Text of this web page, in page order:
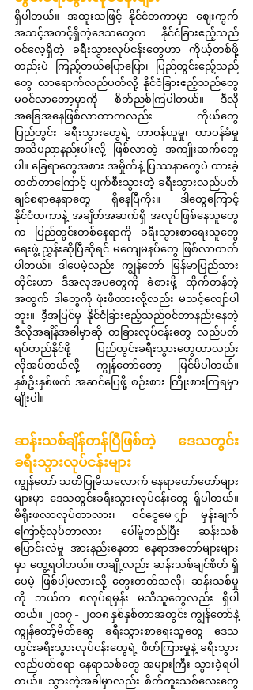
ရှိပါတယ်။ အထူးသဖြင့် နိုင်ငံတကာမှာ ဈေးကွက်
အသင့်အတင့်ရှိတဲ့ဒေသတွေက နိုင်ငံခြားဧည့်သည်
ဝင်လေ့ရှိတဲ့ ခရီးသွားလုပ်ငန်းတွေဟာ ကိုယ့်တစ်ဖို့
တည်းပဲ ကြည့်တယ်ပြောပြော၊ ပြည်တွင်းဧည့်သည်
တွေ လာရောက်လည်ပတ်လို့ နိုင်ငံခြားဧည့်သည်တွေ
မဝင်လာတော့မှာကို စိတ်ညစ်ကြပါတယ်။ ဒီလို
အခြေအနေဖြစ်လာတာကလည်း ကိုယ်တွေ
ပြည်တွင်း ခရီးသွားတွေရဲ့ တာဝန်ယူမှု၊ တာဝန်ခံမှု
အသိပညာနည်းပါးလို့ ဖြစ်လာတဲ့ အကျိုးဆက်တွေ
ပါ။ ခြေရာတွေအစား အမှိုက်နဲ့ ပြဿနာတွေပဲ ထားခဲ့
တတ်တာကြောင့် ပျက်စီးသွားတဲ့ ခရီးသွားလည်ပတ်
ချင်စရာနေရာတွေ ရှိနေပြီကိုး။ ဒါတွေကြောင့်
နိုင်ငံတကာနဲ့ အချိတ်အဆက်ရှိ အလုပ်ဖြစ်နေသူတွေ
က ပြည်တွင်းတစ်နေရာကို ခရီးသွားစာရေးသူတွေ
ရေးဖွဲ့ ညွှန်းဆိုပြီဆိုရင် မကျေမနပ်တွေ ဖြစ်လာတတ်
ပါတယ်။ ဒါပေမဲ့လည်း ကျွန်တော် မြန်မာပြည်သား
တိုင်းဟာ ဒီအလှအပတွေကို ခံစားဖို့ ထိုက်တန်တဲ့
အတွက် ဒါတွေကို ဖုံးဖိထားလို့လည်း မသင့်လျော်ပါ
ဘူး။ ဒီ့အပြင်မှ နိုင်ငံခြားဧည့်သည်ဝင်တာနည်းနေတဲ့
ဒီလိုအချိန်အခါမှာဆို တခြားလုပ်ငန်းတွေ လည်ပတ်
ရပ်တည်နိုင်ဖို့ ပြည်တွင်းခရီးသွားတွေဟာလည်း
လိုအပ်တယ်လို့ ကျွန်တော်တော့ မြင်မိပါတယ်။
နှစ်ဦးနှစ်ဖက် အဆင်ပြေဖို့ စဉ်းစား ကြိုးစားကြရမှာ
မျိုးပါ။
ဆန်းသစ်ချိန်တန်ပြီဖြစ်တဲ့ ဒေသတွင်း
ခရီးသွားလုပ်ငန်းများ
ကျွန်တော် သတိပြုမိသလောက် နေရာတော်တော်များ
များမှာ ဒေသတွင်းခရီးသွားလုပ်ငန်းတွေ ရှိပါတယ်။
မိရိုးဖလာလုပ်တာလား၊ ဝင်ငွေမေ ျှာ်မှန်းချက်
ကြောင့်လုပ်တာလား ပေါ်မူတည်ပြီး ဆန်းသစ်
ပြောင်းလဲမှု အားနည်းနေတာ နေရာအတော်များများ
မှာ တွေ့ရပါတယ်။ တချို့လည်း ဆန်းသစ်ချင်စိတ် ရှိ
ပေမဲ့ ဖြစ်ပါ့မလားလို့ တွေးတတ်သလို၊ ဆန်းသစ်မှု
ကို ဘယ်က စလုပ်ရမှန်း မသိသူတွေလည်း ရှိပါ
တယ်။ ၂၀၁၇ - ၂၀၁၈ နှစ်နှစ်တာအတွင်း ကျွန်တော်နဲ့
ကျွန်တော့်မိတ်ဆွေ ခရီးသွားစာရေးသူတွေ ဒေသ
တွင်းခရီးသွားလုပ်ငန်းတွေရဲ့ ဖိတ်ကြားမှုနဲ့ ခရီးသွား
လည်ပတ်စရာ နေရာသစ်တွေ အများကြီး သွားခဲ့ရပါ
တယ်။ သွားတဲ့အခါမှာလည်း စိတ်ကူးသစ်လေးတွေ